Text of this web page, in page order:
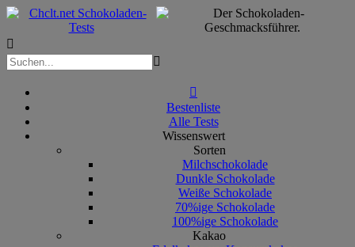



Bestenliste
Alle Tests
Wissenswert
Sorten
Milchschokolade
Dunkle Schokolade
Weiße Schokolade
70%ige Schokolade
100%ige Schokolade
Kakao